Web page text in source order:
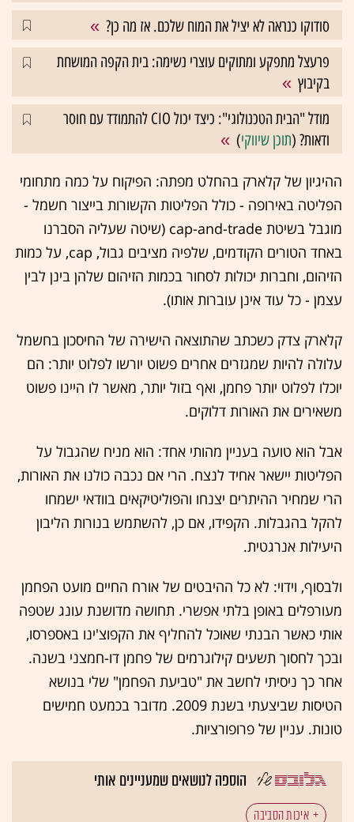
סודוקו כנראה לא יציל את המוח שלכם. אז מה כן?
פרעצל מתפקע ומתוקים עוצרי נשימה: בית הקפה המושחת
בקיבוץ
מודל "הבית הטכנולוגי": כיצד יכול CIO להתמודד עם חוסר
ודאות? (תוכן שיווקי)
ההיגיון של קלארק בהחלט מפתה: הפיקוח על כמה מתחומי
הפליטה באירופה - כולל הפליטות הקשורות בייצור חשמל -
מוגבל בשיטת cap-and-trade (שיטה שעליה הסברנו
באחד הטורים הקודמים, שלפיה מציבים גבול, cap, על כמות
הזיהום, וחברות יכולות לסחור בכמות הזיהום שלהן בינן לבין
עצמן - כל עוד אינן עוברות אותו).
קלארק צדק כשכתב שהתוצאה הישירה של החיסכון בחשמל
עלולה להיות שמגזרים אחרים פשוט יורשו לפלוט יותר: הם
יוכלו לפלוט יותר פחמן, ואף בזול יותר, מאשר לו היינו פשוט
משאירים את האורות דלוקים.
אבל הוא טועה בעניין מהותי אחד: הוא מניח שהגבול על
הפליטות יישאר אחיד לנצח. הרי אם נכבה כולנו את האורות,
הרי שמחיר ההיתרים יצנחו והפוליטיקאים בוודאי ישמחו
להקל בהגבלות. הקפידו, אם כן, להשתמש בנורות הליבון
היעילות אנרגטית.
ולבסוף, וידוי: לא כל ההיבטים של אורח החיים מועט הפחמן
מעורפלים באופן בלתי אפשרי. תחושה מדושנת עונג שטפה
אותי כאשר הבנתי שאוכל להחליף את הקפוצ'ינו באספרסו,
ובכך לחסוך תשעים קילוגרמים של פחמן דו-חמצני בשנה.
אחר כך ניסיתי לחשב את "טביעת הפחמן" שלי בנושא
הטיסות שביצעתי בשנת 2009. מדובר בכמעט חמישים
טונות. עניין של פרופורציות.
הוספה לנושאים שמעניינים אותי
איכות הסביבה